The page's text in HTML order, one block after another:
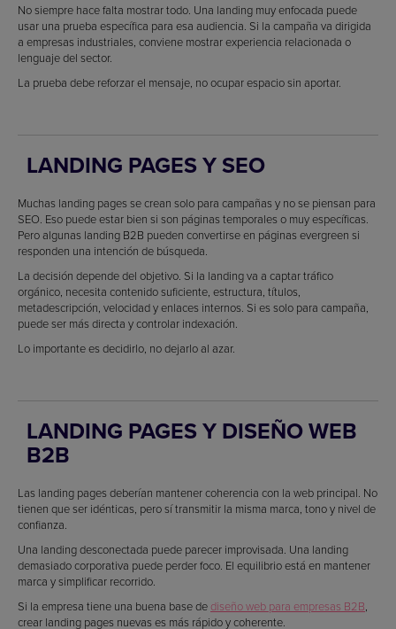
No siempre hace falta mostrar todo. Una landing muy enfocada puede
usar una prueba específica para esa audiencia. Si la campaña va dirigida
a empresas industriales, conviene mostrar experiencia relacionada o
lenguaje del sector.
La prueba debe reforzar el mensaje, no ocupar espacio sin aportar.
LANDING PAGES Y SEO
Muchas landing pages se crean solo para campañas y no se piensan para
SEO. Eso puede estar bien si son páginas temporales o muy específicas.
Pero algunas landing B2B pueden convertirse en páginas evergreen si
responden una intención de búsqueda.
La decisión depende del objetivo. Si la landing va a captar tráfico
orgánico, necesita contenido suficiente, estructura, títulos,
metadescripción, velocidad y enlaces internos. Si es solo para campaña,
puede ser más directa y controlar indexación.
Lo importante es decidirlo, no dejarlo al azar.
LANDING PAGES Y DISEÑO WEB
B2B
Las landing pages deberían mantener coherencia con la web principal. No
tienen que ser idénticas, pero sí transmitir la misma marca, tono y nivel de
confianza.
Una landing desconectada puede parecer improvisada. Una landing
demasiado corporativa puede perder foco. El equilibrio está en mantener
marca y simplificar recorrido.
Si la empresa tiene una buena base de diseño web para empresas B2B
crear landing pages nuevas es más rápido y coherente.